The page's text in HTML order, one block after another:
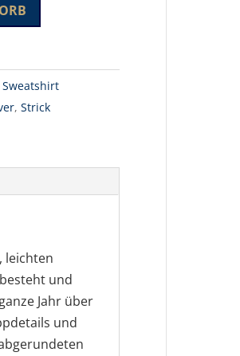
e
r
n
v
Sweatshirt
,Strick
leichten
und
Jahr über
und